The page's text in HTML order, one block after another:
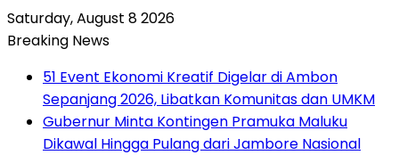
Saturday, August 8 2026
Breaking News
51 Event Ekonomi Kreatif Digelar di Ambon
Sepanjang 2026, Libatkan Komunitas dan UMKM
Gubernur Minta Kontingen Pramuka Maluku
Dikawal Hingga Pulang dari Jambore Nasional